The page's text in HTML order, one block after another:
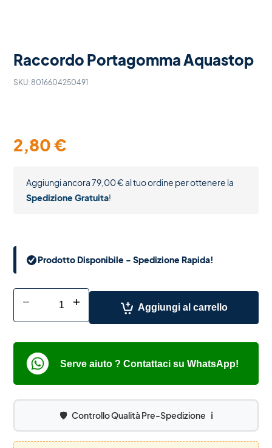
Raccordo Portagomma Aquastop
SKU:8016604250491
2,80€
Aggiungi ancora79,00€al tuo ordine per ottenere la
Spedizione Gratuita!
Prodotto Disponibile - Spedizione Rapida!
- + Aggiungi al carrello
Serve aiuto ? Contattaci su WhatsApp!
🛡️ Controllo Qualità Pre-Spedizione ℹ️